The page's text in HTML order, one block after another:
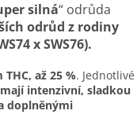
silná“ odrůda
odrůd z rodiny
x SWS76).
až 25 %. Jednotlivé
intenzivní, sladkou
doplněnými